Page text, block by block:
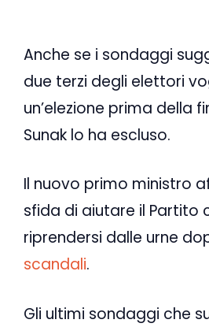
Anche se i sondaggi
due terzi degli elettori
un’elezione prima della
Sunak lo ha escluso.
Il nuovo primo ministro
sfida di aiutare il Partito
riprendersi dalle urne
scandali.
Gli ultimi sondaggi che